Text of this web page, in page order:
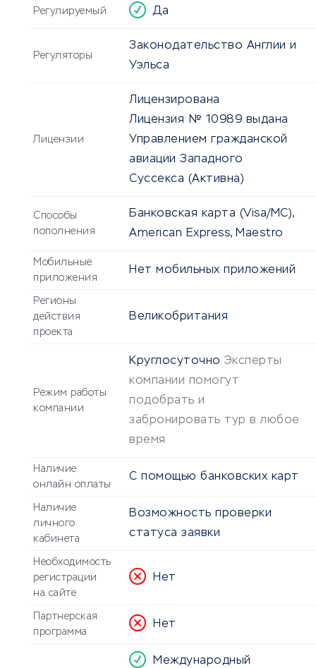
Регулируемый Да
Регуляторы
Законодательство Англии и
Уэльса
Лицензии
Лицензирована
Лицензия № 10989 выдана
Управлением гражданской
авиации Западного
Суссекса (Активна)
Способы
пополнения
Банковская карта (Visa/MC),
American Express, Maestro
Мобильные
приложения
Нет мобильных приложений
Регионы
действия
проекта
Великобритания
Режим работы
компании
Круглосуточно Эксперты
компании помогут
подобрать и
забронировать тур в любое
время
Наличие
онлайн оплаты
С помощью банковских карт
Наличие
личного
кабинета
Возможность проверки
статуса заявки
Необходимость
регистрации
на сайте
Нет
Партнерская
программа
Нет
Международный